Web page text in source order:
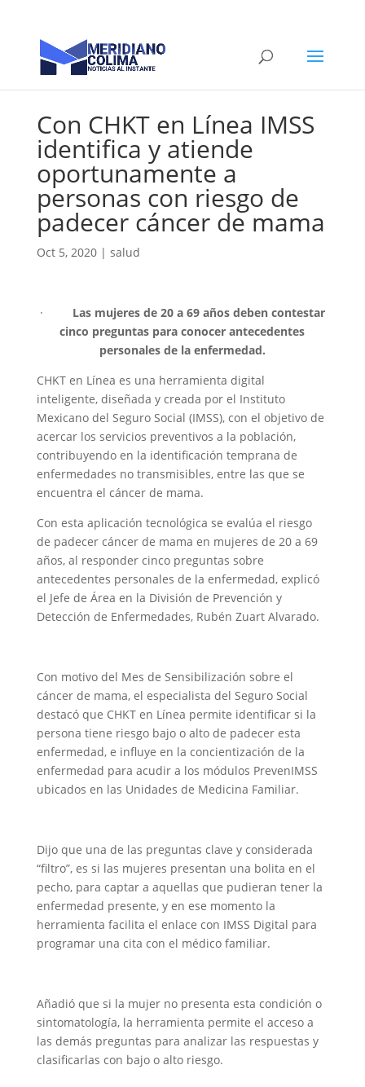
Con CHKT en Línea IMSS
identifica y atiende
oportunamente a
personas con riesgo de
padecer cáncer de mama
Oct 5, 2020| salud
· Las mujeres de 20 a 69 años deben contestar
cinco preguntas para conocer antecedentes
personales de la enfermedad.
CHKT en Línea es una herramienta digital
inteligente, diseñada y creada por el Instituto
Mexicano del Seguro Social (IMSS), con el objetivo de
acercar los servicios preventivos a la población,
contribuyendo en la identificación temprana de
enfermedades no transmisibles, entre las que se
encuentra el cáncer de mama.
Con esta aplicación tecnológica se evalúa el riesgo
de padecer cáncer de mama en mujeres de 20 a 69
años, al responder cinco preguntas sobre
antecedentes personales de la enfermedad, explicó
el Jefe de Área en la División de Prevención y
Detección de Enfermedades, Rubén Zuart Alvarado.
Con motivo del Mes de Sensibilización sobre el
cáncer de mama, el especialista del Seguro Social
destacó que CHKT en Línea permite identificar si la
persona tiene riesgo bajo o alto de padecer esta
enfermedad, e influye en la concientización de la
enfermedad para acudir a los módulos PrevenIMSS
ubicados en las Unidades de Medicina Familiar.
Dijo que una de las preguntas clave y considerada
“filtro”, es si las mujeres presentan una bolita en el
pecho, para captar a aquellas que pudieran tener la
enfermedad presente, y en ese momento la
herramienta facilita el enlace con IMSS Digital para
programar una cita con el médico familiar.
Añadió que si la mujer no presenta esta condición o
sintomatología, la herramienta permite el acceso a
las demás preguntas para analizar las respuestas y
clasificarlas con bajo o alto riesgo.